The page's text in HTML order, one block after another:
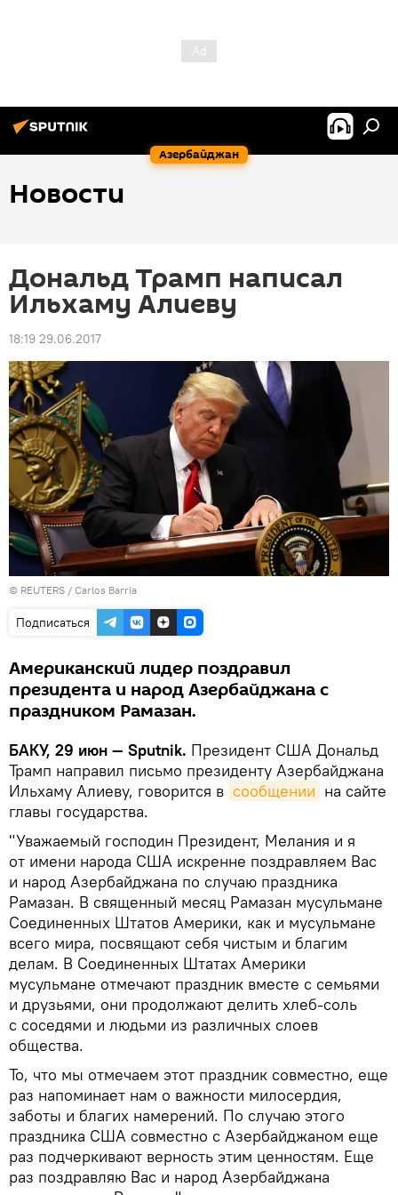
Азербайджан
Новости
Дональд Трамп написал
Ильхаму Алиеву
18:19 29.06.2017
© REUTERS / Carlos Barria
Подписаться
Американский лидер поздравил
президента и народ Азербайджана с
праздником Рамазан.
БАКУ, 29 июн — Sputnik. Президент США Дональд
Трамп направил письмо президенту Азербайджана
Ильхаму Алиеву, говорится в сообщении на сайте
главы государства.
"Уважаемый господин Президент, Мелания и я
от имени народа США искренне поздравляем Вас
и народ Азербайджана по случаю праздника
Рамазан. В священный месяц Рамазан мусульмане
Соединенных Штатов Америки, как и мусульмане
всего мира, посвящают себя чистым и благим
делам. В Соединенных Штатах Америки
мусульмане отмечают праздник вместе с семьями
и друзьями, они продолжают делить хлеб-соль
с соседями и людьми из различных слоев
общества.
То, что мы отмечаем этот праздник совместно, еще
раз напоминает нам о важности милосердия,
заботы и благих намерений. По случаю этого
праздника США совместно с Азербайджаном еще
раз подчеркивают верность этим ценностям. Еще
раз поздравляю Вас и народ Азербайджана